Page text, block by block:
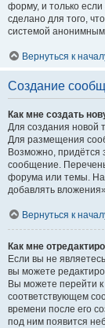
форму, и только
сделано для того,
системой
Вернуться к
Создание
Как мне создать
Для создания новой
Для размещения
Возможно, придётся
сообщение.
форума или темы.
добавлять
Вернуться к
Как мне
Если вы не
вы можете
Вы можете перейти
соответствующем
времени после его
под ним появится